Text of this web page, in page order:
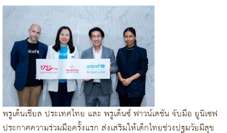
พรูเด็นเชียล ประเทศไทย และ พรูเด็นซ์ ฟาวน์เดชัน จับมือ ยูนิเซฟ
ประกาศความร่วมมือครั้งแรก ส่งเสริมให้เด็กไทยช่วงปฐมวัยมีสุข